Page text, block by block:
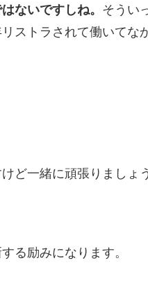
ないですしね。 そうい
ストラされて働いてな
ど一緒に頑張りましょ
る励みになります。